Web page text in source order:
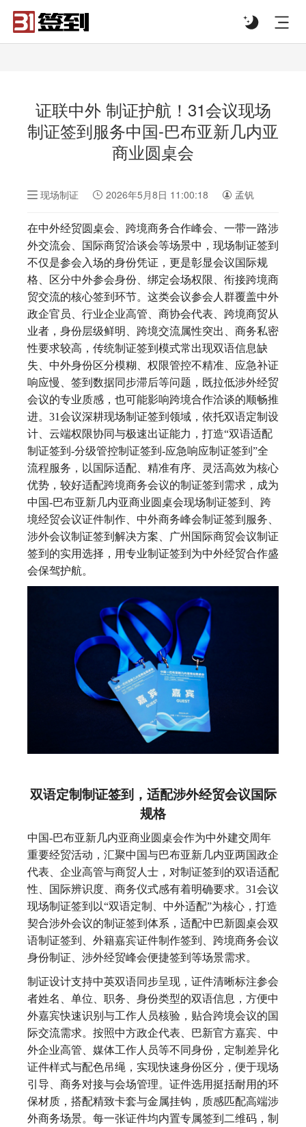
证联中外 制证护航！31会议现场
制证签到服务中国-巴布亚新几内亚
商业圆桌会
现场制证 2026年5月8日 11:00:18 孟钒
在中外经贸圆桌会、跨境商务合作峰会、一带一路涉
外交流会、国际商贸洽谈会等场景中，现场制证签到
不仅是参会入场的身份凭证，更是彰显会议国际规
格、区分中外参会身份、绑定会场权限、衔接跨境商
贸交流的核心签到环节。这类会议参会人群覆盖中外
政企官员、行业企业高管、商协会代表、跨境商贸从
业者，身份层级鲜明、跨境交流属性突出、商务私密
性要求较高，传统制证签到模式常出现双语信息缺
失、中外身份区分模糊、权限管控不精准、应急补证
响应慢、签到数据同步滞后等问题，既拉低涉外经贸
会议的专业质感，也可能影响跨境合作洽谈的顺畅推
进。31会议深耕现场制证签到领域，依托双语定制设
计、云端权限协同与极速出证能力，打造“双语适配
制证签到-分级管控制证签到-应急响应制证签到”全
流程服务，以国际适配、精准有序、灵活高效为核心
优势，较好适配跨境商务会议的制证签到需求，成为
中国-巴布亚新几内亚商业圆桌会现场制证签到、跨
境经贸会议证件制作、中外商务峰会制证签到服务、
涉外会议制证签到解决方案、广州国际商贸会议制证
签到的实用选择，用专业制证签到为中外经贸合作盛
会保驾护航。
双语定制制证签到，适配涉外经贸会议国际
规格
中国-巴布亚新几内亚商业圆桌会作为中外建交周年
重要经贸活动，汇聚中国与巴布亚新几内亚两国政企
代表、企业高管与商贸人士，对制证签到的双语适配
性、国际辨识度、商务仪式感有着明确要求。31会议
现场制证签到以“双语定制、中外适配”为核心，打造
契合涉外会议的制证签到体系，适配中巴新圆桌会双
语制证签到、外籍嘉宾证件制作签到、跨境商务会议
身份制证、涉外经贸峰会便捷签到等场景需求。
制证设计支持中英双语同步呈现，证件清晰标注参会
者姓名、单位、职务、身份类型的双语信息，方便中
外嘉宾快速识别与工作人员核验，贴合跨境会议的国
际交流需求。按照中方政企代表、巴新官方嘉宾、中
外企业高管、媒体工作人员等不同身份，定制差异化
证件样式与配色吊绳，实现快速身份区分，便于现场
引导、商务对接与会场管理。证件选用挺括耐用的环
保材质，搭配精致卡套与金属挂钩，质感匹配高端涉
外商务场景。每一张证件均内置专属签到二维码，制